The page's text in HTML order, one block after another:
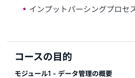
インプットパーシングプロセ
コースの目的
モジュール1 - データ管理の概要